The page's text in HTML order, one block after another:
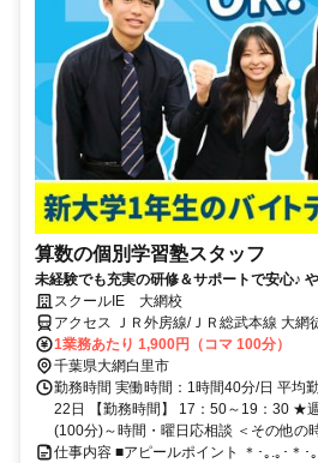
算数の個別学習塾スタッフ
未経験でも充実の研修＆サポートで安心♪
の1対1または1対2の個別指導！
スクールIE 大網校
アクセス ＪＲ外房線/ＪＲ総武本線 大網
徒歩約3分、ＪＲ外房線 永田（千葉県）
1業務あたり 1,900円（コマ 100分）
千葉県大網白里市
勤務時間 実働時間：1時間40分/日 平均
22日 【勤務時間】 17：50～19：30 ★
(100分)～時間・曜日応相談 ＜その他の
仕事内容 ■アピールポイント ＊･｡.｡･＊･